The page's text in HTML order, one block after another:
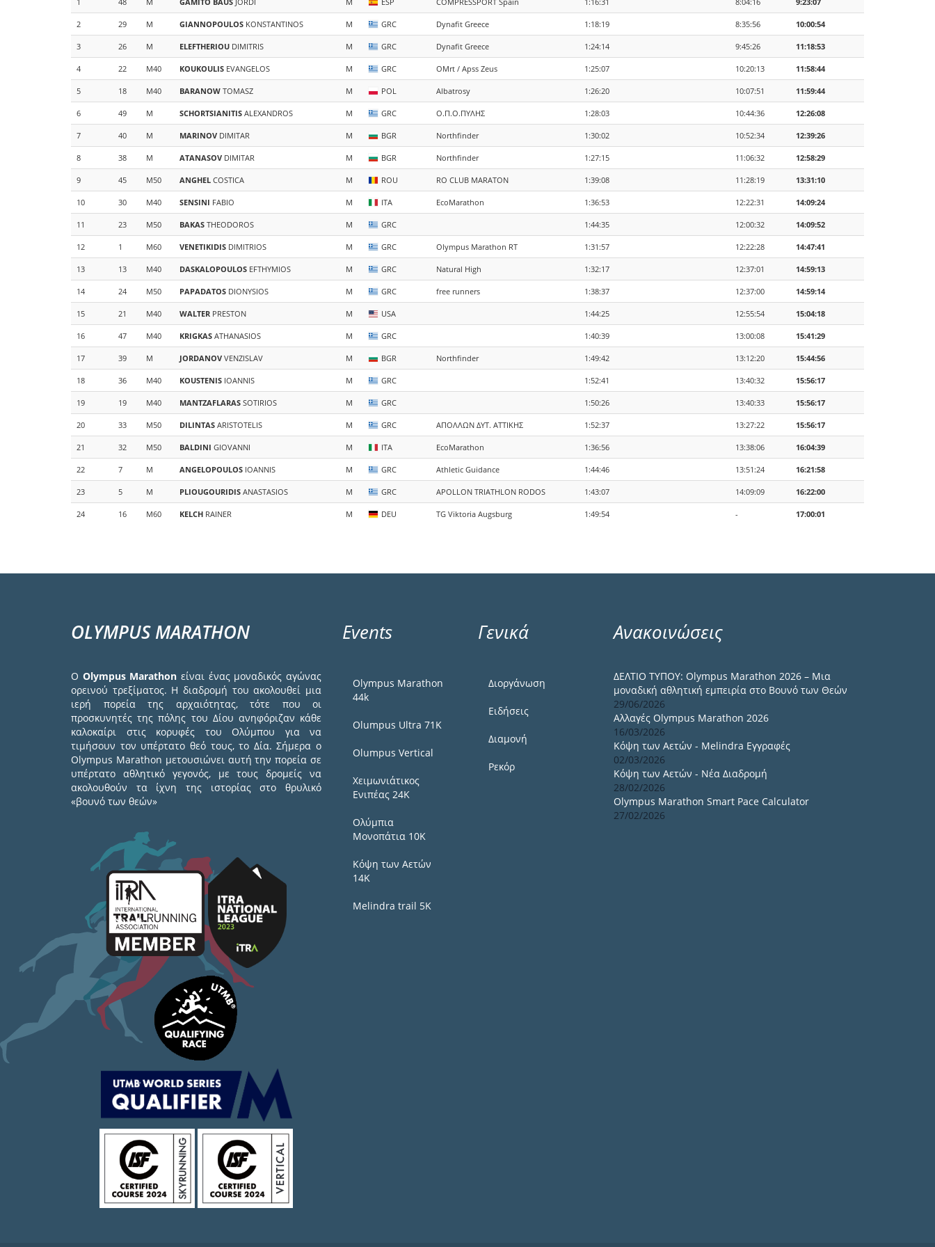
2 29 M GIANNOPOULOS KONSTANTINOS M GRC Dynafit Greece 1:18:19 8:35:56 10:00:54
3 26 M ELEFTHERIOU DIMITRIS M GRC Dynafit Greece 1:24:14 9:45:26 11:18:53
4 22 M40 KOUKOULIS EVANGELOS M GRC OMrt / Apss Zeus 1:25:07 10:20:13 11:58:44
5 18 M40 BARANOW TOMASZ M POL Albatrosy 1:26:20 10:07:51 11:59:44
6 49 M SCHORTSIANITIS ALEXANDROS M GRC Ο.Π.Ο.ΠΥΛΗΣ 1:28:03 10:44:36 12:26:08
7 40 M MARINOV DIMITAR M BGR Northfinder 1:30:02 10:52:34 12:39:26
8 38 M ATANASOV DIMITAR M BGR Northfinder 1:27:15 11:06:32 12:58:29
9 45 M50 ANGHEL COSTICA M ROU RO CLUB MARATON 1:39:08 11:28:19 13:31:10
10 30 M40 SENSINI FABIO M ITA EcoMarathon 1:36:53 12:22:31 14:09:24
11 23 M50 BAKAS THEODOROS M GRC 1:44:35 12:00:32 14:09:52
12 1 M60 VENETIKIDIS DIMITRIOS M GRC Olympus Marathon RT 1:31:57 12:22:28 14:47:41
13 13 M40 DASKALOPOULOS EFTHYMIOS M GRC Natural High 1:32:17 12:37:01 14:59:13
14 24 M50 PAPADATOS DIONYSIOS M GRC free runners 1:38:37 12:37:00 14:59:14
15 21 M40 WALTER PRESTON M USA 1:44:25 12:55:54 15:04:18
16 47 M40 KRIGKAS ATHANASIOS M GRC 1:40:39 13:00:08 15:41:29
17 39 M JORDANOV VENZISLAV M BGR Northfinder 1:49:42 13:12:20 15:44:56
18 36 M40 KOUSTENIS IOANNIS M GRC 1:52:41 13:40:32 15:56:17
19 19 M40 MANTZAFLARAS SOTIRIOS M GRC 1:50:26 13:40:33 15:56:17
20 33 M50 DILINTAS ARISTOTELIS M GRC ΑΠΟΛΛΩΝ ΔΥΤ. ΑΤΤΙΚΗΣ 1:52:37 13:27:22 15:56:17
21 32 M50 BALDINI GIOVANNI M ITA EcoMarathon 1:36:56 13:38:06 16:04:39
22 7 M ANGELOPOULOS IOANNIS M GRC Athletic Guidance 1:44:46 13:51:24 16:21:58
23 5 M PLIOUGOURIDIS ANASTASIOS M GRC APOLLON TRIATHLON RODOS 1:43:07 14:09:09 16:22:00
24 16 M60 KELCH RAINER M DEU TG Viktoria Augsburg 1:49:54 - 17:00:01
OLYMPUS MARATHON
Ο Olympus Marathon είναι ένας μοναδικός αγώνας
ορεινού τρεξίματος. Η διαδρομή του ακολουθεί μια
ιερή πορεία της αρχαιότητας, τότε που οι
προσκυνητές της πόλης του Δίου ανηφόριζαν κάθε
καλοκαίρι στις κορυφές του Ολύμπου για να
τιμήσουν τον υπέρτατο θεό τους, το Δία. Σήμερα ο
Olympus Marathon μετουσιώνει αυτή την πορεία σε
υπέρτατο αθλητικό γεγονός, με τους δρομείς να
ακολουθούν τα ίχνη της ιστορίας στο θρυλικό
«βουνό των θεών»
Events
Olympus Marathon
44k
Olumpus Ultra 71K
Olumpus Vertical
Χειμωνιάτικος
Ενιπέας 24Κ
Ολύμπια
Μονοπάτια 10Κ
Κόψη των Αετών
14Κ
Melindra trail 5Κ
Γενικά
Διοργάνωση
Ειδήσεις
Διαμονή
Ρεκόρ
Ανακοινώσεις
ΔΕΛΤΙΟ ΤΥΠΟΥ: Olympus Marathon 2026 – Μια
μοναδική αθλητική εμπειρία στο Βουνό των Θεών
29/06/2026
Αλλαγές Olympus Marathon 2026
16/03/2026
Κόψη των Αετών - Melindra Εγγραφές
02/03/2026
Κόψη των Αετών - Νέα Διαδρομή
28/02/2026
Olympus Marathon Smart Pace Calculator
27/02/2026